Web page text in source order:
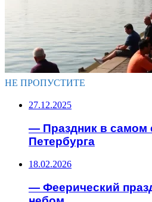
НЕ ПРОПУСТИТЕ
27.12.2025
— Праздник в самом
Петербурга
18.02.2026
— Феерический